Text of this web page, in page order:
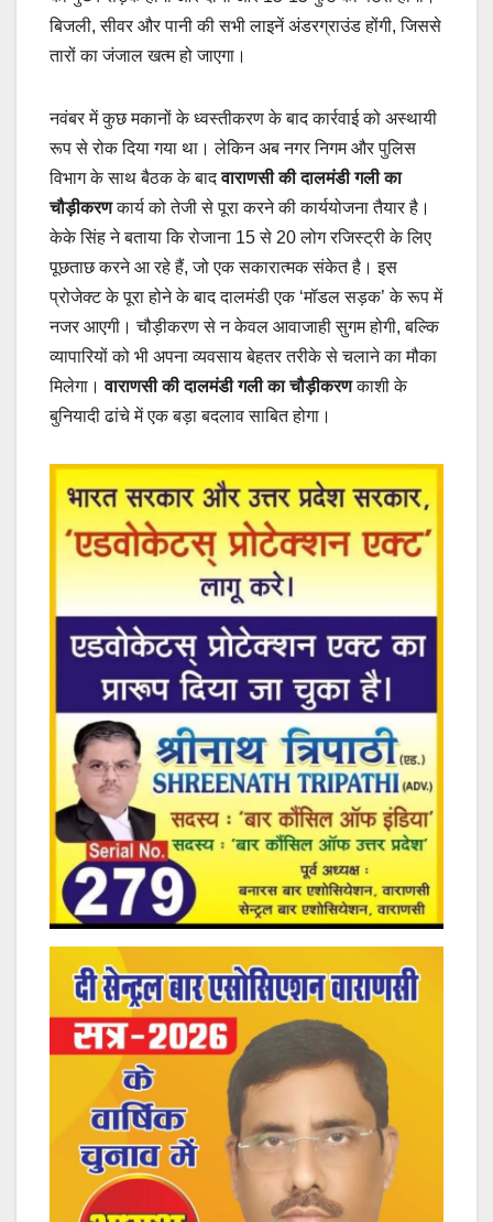
बिजली, सीवर और पानी की सभी लाइनें अंडरग्राउंड होंगी, जिससे
तारों का जंजाल खत्म हो जाएगा।
नवंबर में कुछ मकानों के ध्वस्तीकरण के बाद कार्रवाई को अस्थायी
रूप से रोक दिया गया था। लेकिन अब नगर निगम और पुलिस
विभाग के साथ बैठक के बादवाराणसी की दालमंडी गली का
चौड़ीकरणकार्य को तेजी से पूरा करने की कार्ययोजना तैयार है।
केके सिंह ने बताया कि रोजाना 15 से 20 लोग रजिस्ट्री के लिए
पूछताछ करने आ रहे हैं, जो एक सकारात्मक संकेत है। इस
प्रोजेक्ट के पूरा होने के बाद दालमंडी एक ‘मॉडल सड़क’ के रूप में
नजर आएगी। चौड़ीकरण से न केवल आवाजाही सुगम होगी, बल्कि
व्यापारियों को भी अपना व्यवसाय बेहतर तरीके से चलाने का मौका
मिलेगा।वाराणसी की दालमंडी गली का चौड़ीकरणकाशी के
बुनियादी ढांचे में एक बड़ा बदलाव साबित होगा।